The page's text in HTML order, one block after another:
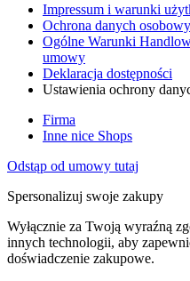
Impressum i warunki
Ochrona danych
Ogólne Warunki
umowy
Deklaracja dostępności
Ustawienia ochrony
Firma
Inne nice Shops
Odstąp od umowy tutaj
Spersonalizuj swoje zakupy
Wyłącznie za Twoją wyraźną
innych technologii, aby
doświadczenie zakupowe.